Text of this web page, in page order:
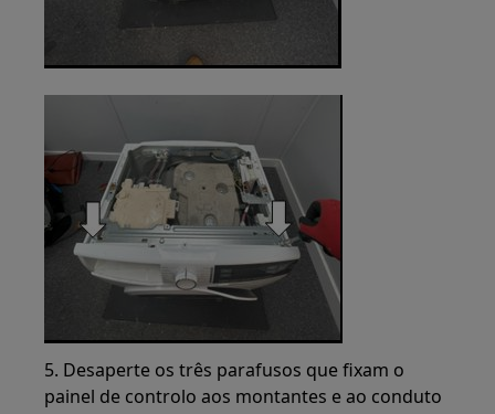
5. Desaperte os três parafusos que fixam o
painel de controlo aos montantes e ao conduto